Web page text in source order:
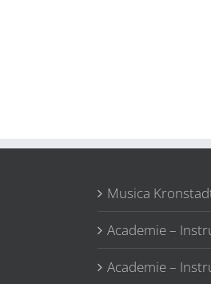
Musica
Academie –
Academie –